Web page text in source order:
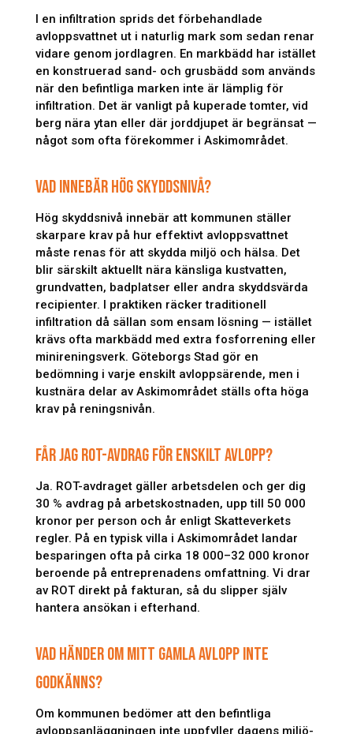
I en infiltration sprids det förbehandlade
avloppsvattnet ut i naturlig mark som sedan renar
vidare genom jordlagren. En markbädd har istället
en konstruerad sand- och grusbädd som används
när den befintliga marken inte är lämplig för
infiltration. Det är vanligt på kuperade tomter, vid
berg nära ytan eller där jorddjupet är begränsat —
något som ofta förekommer i Askimområdet.
VAD INNEBÄR HÖG SKYDDSNIVÅ?
Hög skyddsnivå innebär att kommunen ställer
skarpare krav på hur effektivt avloppsvattnet
måste renas för att skydda miljö och hälsa. Det
blir särskilt aktuellt nära känsliga kustvatten,
grundvatten, badplatser eller andra skyddsvärda
recipienter. I praktiken räcker traditionell
infiltration då sällan som ensam lösning — istället
krävs ofta markbädd med extra fosforrening eller
minireningsverk. Göteborgs Stad gör en
bedömning i varje enskilt avloppsärende, men i
kustnära delar av Askimområdet ställs ofta höga
krav på reningsnivån.
FÅR JAG ROT-AVDRAG FÖR ENSKILT AVLOPP?
Ja. ROT-avdraget gäller arbetsdelen och ger dig
30 % avdrag på arbetskostnaden, upp till 50 000
kronor per person och år enligt Skatteverkets
regler. På en typisk villa i Askimområdet landar
besparingen ofta på cirka 18 000–32 000 kronor
beroende på entreprenadens omfattning. Vi drar
av ROT direkt på fakturan, så du slipper själv
hantera ansökan i efterhand.
VAD HÄNDER OM MITT GAMLA AVLOPP INTE
GODKÄNNS?
Om kommunen bedömer att den befintliga
avloppsanläggningen inte uppfyller dagens miljö-